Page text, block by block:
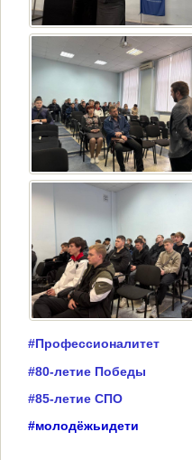
#Профессионалитет
#80-летие Победы
#85-летие СПО
#молодёжьидети